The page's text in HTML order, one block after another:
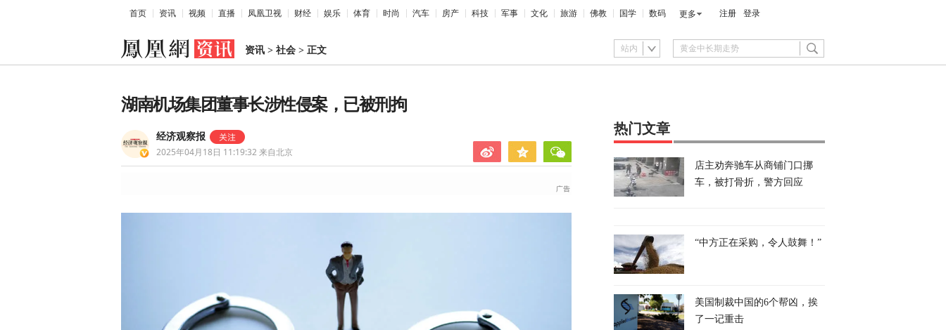
首页 资讯 视频 直播 凤凰卫视 财经 娱乐 体育 时尚 汽车 房产 科技 军事 文化 旅游 佛教 国学 数码 更多 注册 登录
资讯 > 社会 > 正文 站内
湖南机场集团董事长涉性侵案，已被刑拘
经济观察报
2025年04月18日 11:19:32 来自北京
热门文章
店主劝奔驰车从商铺门口挪
车，被打骨折，警方回应
“中方正在采购，令人鼓舞！”
美国制裁中国的6个帮凶，挨
了一记重击